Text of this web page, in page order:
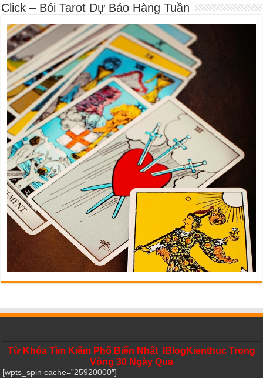
Click – Bói Tarot Dự Báo Hàng Tuần
Từ Khóa Tìm Kiếm Phổ Biến Nhất IBlogKienthuc Trong
Vòng 30 Ngày Qua
[wpts_spin cache=”25920000″]